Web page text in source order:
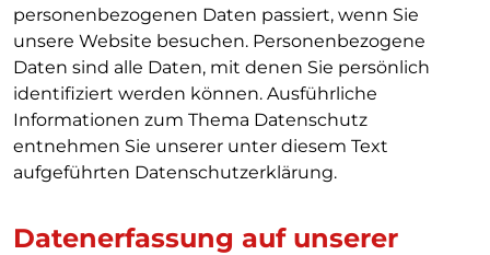
personenbezogenen Daten passiert, wenn Sie
unsere Website besuchen. Personenbezogene
Daten sind alle Daten, mit denen Sie persönlich
identifiziert werden können. Ausführliche
Informationen zum Thema Datenschutz
entnehmen Sie unserer unter diesem Text
aufgeführten Datenschutzerklärung.
Datenerfassung auf unserer